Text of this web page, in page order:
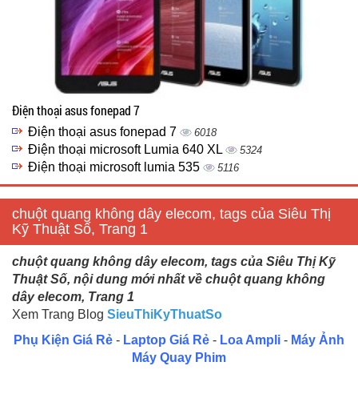
Điện thoại asus fonepad 7
Điện thoại asus fonepad 7 6018
Điện thoại microsoft Lumia 640 XL 5324
Điện thoại microsoft lumia 535 5116
chuột quang không dây elecom, tags của Siêu Thị
Kỹ Thuật Số, Trang 1
chuột quang không dây elecom, tags của Siêu Thị Kỹ
Thuật Số, nội dung mới nhất về chuột quang không
dây elecom, Trang 1
Xem Trang Blog SieuThiKyThuatSo
Phụ Kiện Giá Rẻ - Laptop Giá Rẻ - Loa Ampli - Máy Ảnh
Máy Quay Phim